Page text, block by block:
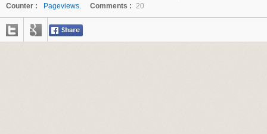
Counter :
Pageviews. Comments : 20